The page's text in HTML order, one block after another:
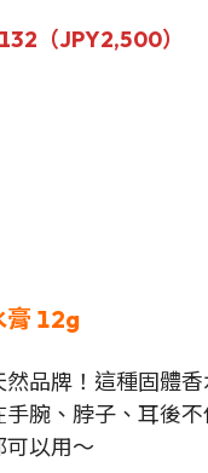
（JPY2,500）
膏 12g
品牌！這種固體
腕、脖子、耳後
可以用～